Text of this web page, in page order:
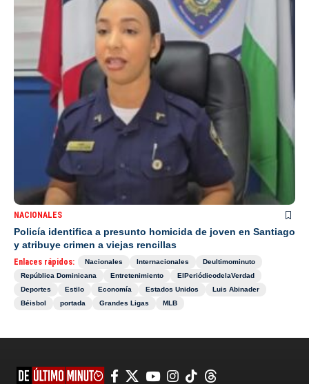
NACIONALES
Policía identifica a presunto homicida de joven en Santiago
y atribuye crimen a viejas rencillas
Enlaces rápidos: Nacionales Internacionales
Deultimominuto
República Dominicana
Entretenimiento
ElPeriódicodelaVerdad
Deportes
Estilo Economía Estados Unidos
Luis Abinader
Béisbol
portada Grandes Ligas MLB